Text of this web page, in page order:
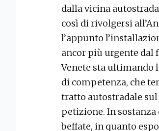
dalla vicina
così di rivolgersi
l’appunto
ancor più urgente dal
Venete sta ultimando
di competenza, che
tratto autostradale
petizione. In
beffate, in quanto